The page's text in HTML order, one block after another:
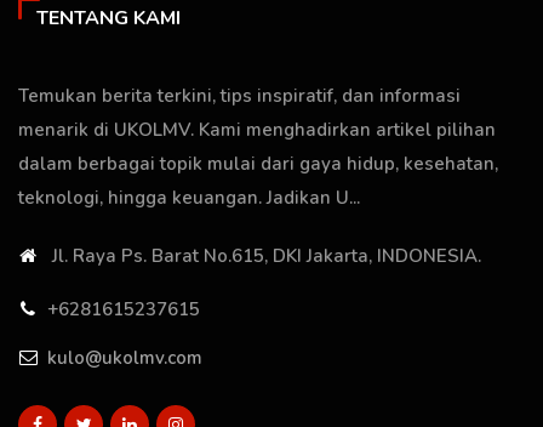
TENTANG KAMI
Temukan berita terkini, tips inspiratif, dan informasi
menarik di UKOLMV. Kami menghadirkan artikel pilihan
dalam berbagai topik mulai dari gaya hidup, kesehatan,
teknologi, hingga keuangan. Jadikan U...
Jl. Raya Ps. Barat No.615, DKI Jakarta, INDONESIA.
+6281615237615
kulo@ukolmv.com